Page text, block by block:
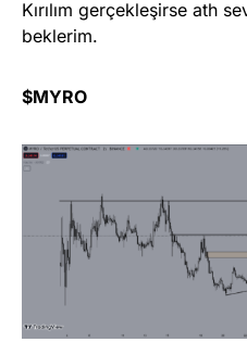
Kırılım gerçekleşirse ath
beklerim.
$MYRO